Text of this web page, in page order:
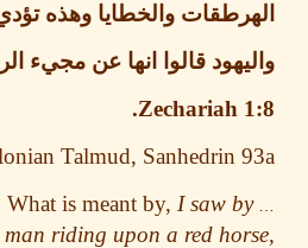
والخطايا وهذه تؤدي
قالوا انها عن مجيء الرب
Zechariah
Babylonian Talmud, Sanhedrin
said: What is meant by,I saw
a man riding upon a red